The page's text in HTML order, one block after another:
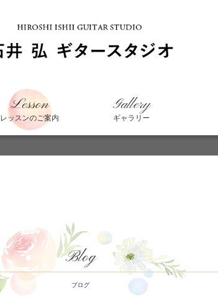
Lesson
レッスンのご案内
Gallery
ギャラリー
Blog
ブログ